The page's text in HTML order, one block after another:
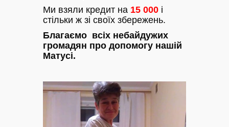
Ми взяли кредит на 15 000 і
стільки ж зі своїх збережень.
Благаємо всіх небайдужих
громадян про допомогу нашій
Матусі.